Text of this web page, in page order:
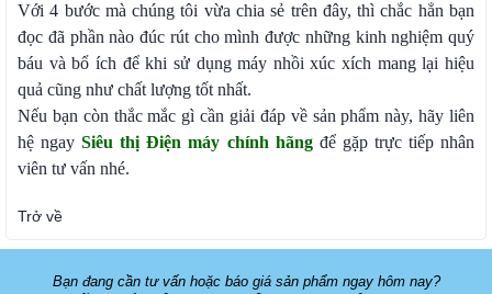
Với 4 bước mà chúng tôi vừa chia sẻ trên đây, thì chắc hẳn bạn
đọc đã phần nào đúc rút cho mình được những kinh nghiệm quý
báu và bổ ích để khi sử dụng máy nhồi xúc xích mang lại hiệu
quả cũng như chất lượng tốt nhất.
Nếu bạn còn thắc mắc gì cần giải đáp về sản phẩm này, hãy liên
hệ ngaySiêu thị Điện máy chính hãngđể gặp trực tiếp nhân
viên tư vấn nhé.
Trở về
Bạn đang cần tư vấn hoặc báo giá sản phẩm ngay hôm nay?